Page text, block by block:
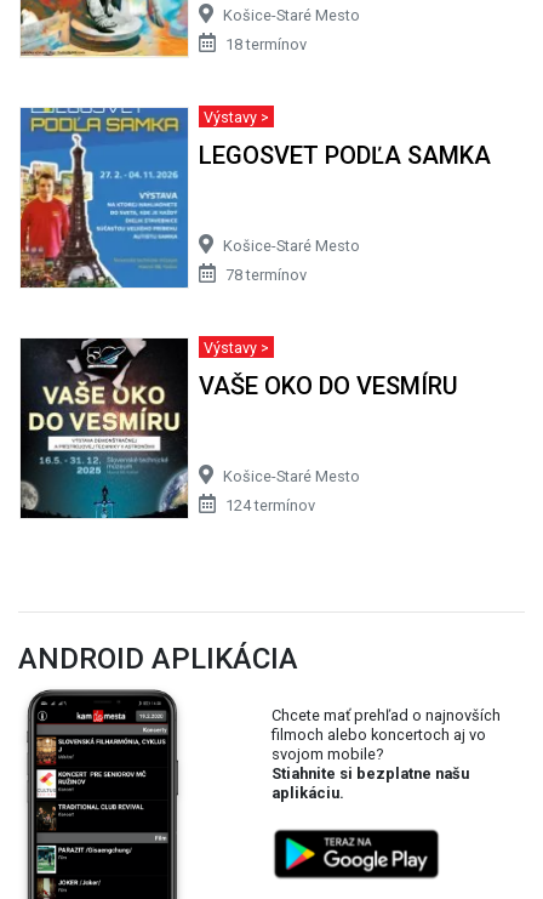
Košice-Staré Mesto
18 termínov
Výstavy >
LEGOSVET PODĽA SAMKA
Košice-Staré Mesto
78 termínov
Výstavy >
VAŠE OKO DO VESMÍRU
Košice-Staré Mesto
124 termínov
ANDROID APLIKÁCIA
Chcete mať prehľad o najnovších
filmoch alebo koncertoch aj vo
svojom mobile?
Stiahnite si bezplatne našu
aplikáciu.